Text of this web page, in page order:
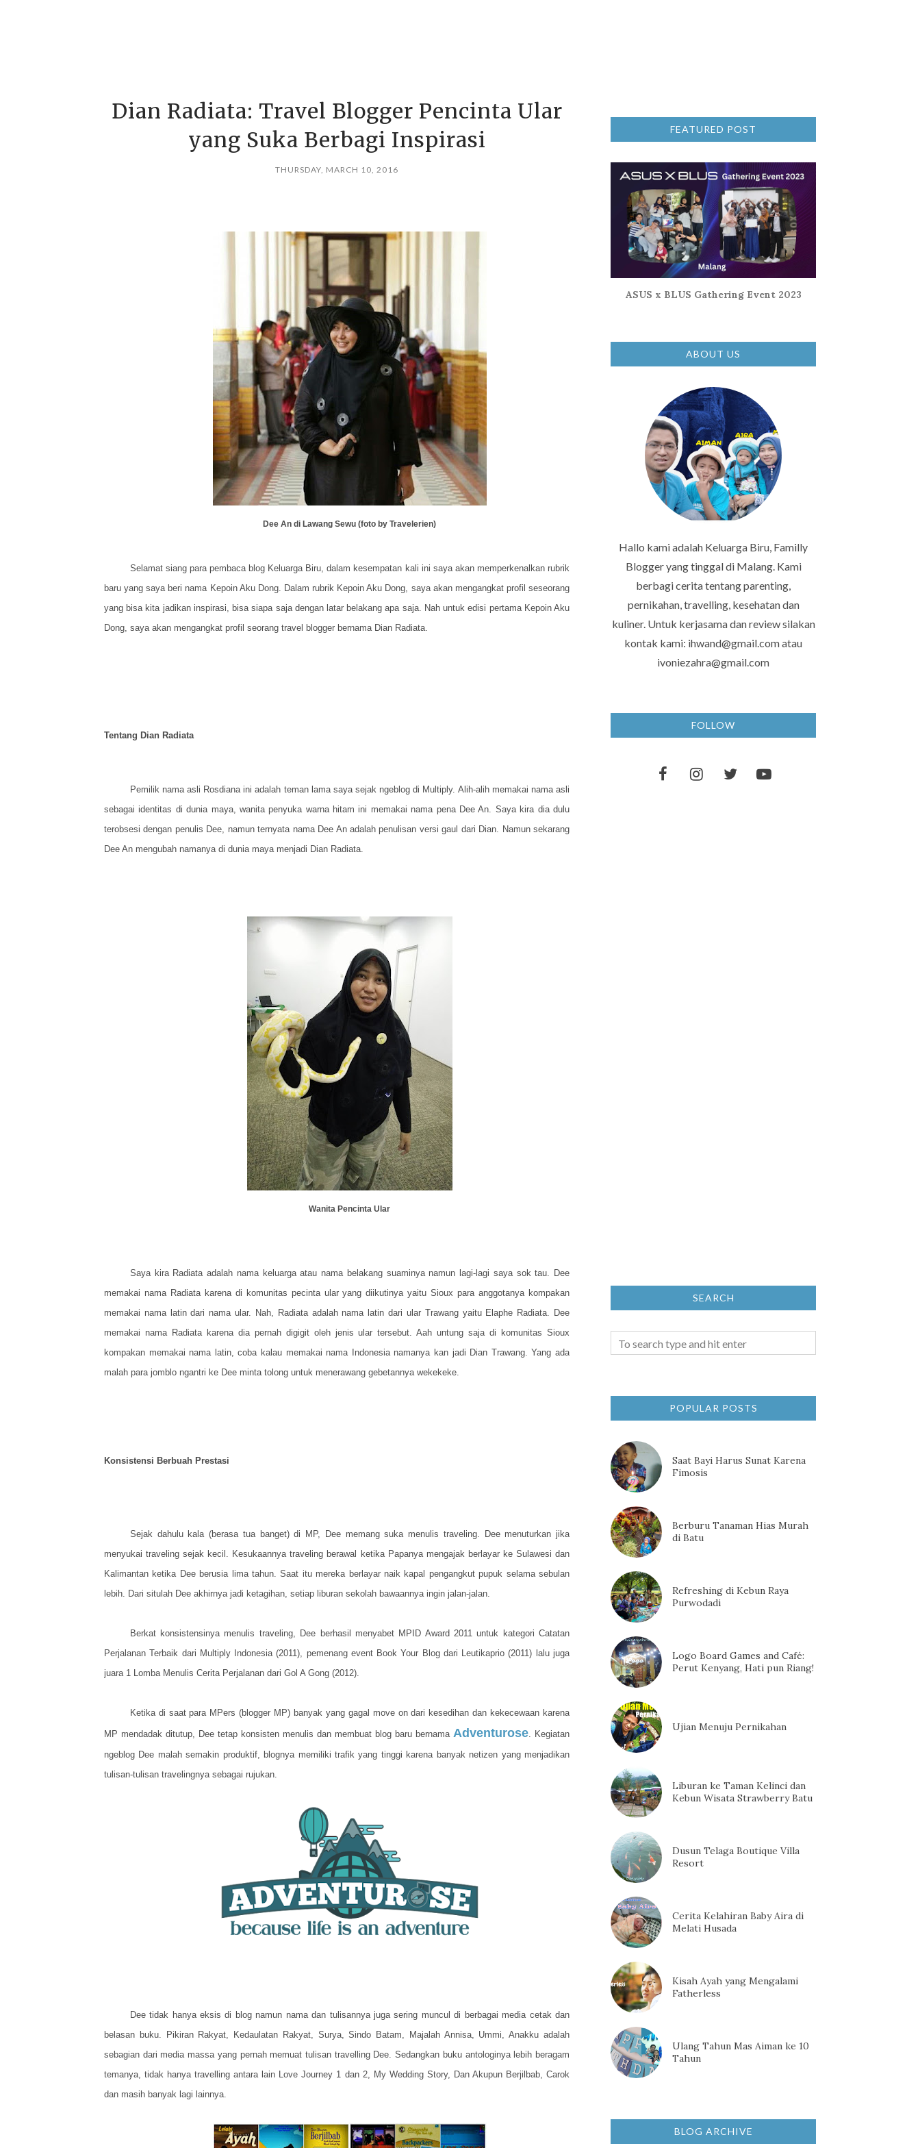
Dian Radiata: Travel Blogger Pencinta Ular
yang Suka Berbagi Inspirasi
THURSDAY, MARCH 10, 2016
Dee An di Lawang Sewu (foto by Travelerien)
Selamat siang para pembaca blog Keluarga Biru, dalam kesempatan kali ini saya akan memperkenalkan rubrik
baru yang saya beri nama Kepoin Aku Dong. Dalam rubrik Kepoin Aku Dong, saya akan mengangkat profil seseorang
yang bisa kita jadikan inspirasi, bisa siapa saja dengan latar belakang apa saja. Nah untuk edisi pertama Kepoin Aku
Dong, saya akan mengangkat profil seorang travel blogger bernama Dian Radiata.
Tentang Dian Radiata
Pemilik nama asli Rosdiana ini adalah teman lama saya sejak ngeblog di Multiply. Alih-alih memakai nama asli
sebagai identitas di dunia maya, wanita penyuka warna hitam ini memakai nama pena Dee An. Saya kira dia dulu
terobsesi dengan penulis Dee, namun ternyata nama Dee An adalah penulisan versi gaul dari Dian. Namun sekarang
Dee An mengubah namanya di dunia maya menjadi Dian Radiata.
Wanita Pencinta Ular
Saya kira Radiata adalah nama keluarga atau nama belakang suaminya namun lagi-lagi saya sok tau. Dee
memakai nama Radiata karena di komunitas pecinta ular yang diikutinya yaitu Sioux para anggotanya kompakan
memakai nama latin dari nama ular. Nah, Radiata adalah nama latin dari ular Trawang yaitu Elaphe Radiata. Dee
memakai nama Radiata karena dia pernah digigit oleh jenis ular tersebut. Aah untung saja di komunitas Sioux
kompakan memakai nama latin, coba kalau memakai nama Indonesia namanya kan jadi Dian Trawang. Yang ada
malah para jomblo ngantri ke Dee minta tolong untuk menerawang gebetannya wekekeke.
Konsistensi Berbuah Prestasi
Sejak dahulu kala (berasa tua banget) di MP, Dee memang suka menulis traveling. Dee menuturkan jika
menyukai traveling sejak kecil. Kesukaannya traveling berawal ketika Papanya mengajak berlayar ke Sulawesi dan
Kalimantan ketika Dee berusia lima tahun. Saat itu mereka berlayar naik kapal pengangkut pupuk selama sebulan
lebih. Dari situlah Dee akhirnya jadi ketagihan, setiap liburan sekolah bawaannya ingin jalan-jalan.
Berkat konsistensinya menulis traveling, Dee berhasil menyabet MPID Award 2011 untuk kategori Catatan
Perjalanan Terbaik dari Multiply Indonesia (2011), pemenang event Book Your Blog dari Leutikaprio (2011) lalu juga
juara 1 Lomba Menulis Cerita Perjalanan dari Gol A Gong (2012).
Ketika di saat para MPers (blogger MP) banyak yang gagal move on dari kesedihan dan kekecewaan karena
MP mendadak ditutup, Dee tetap konsisten menulis dan membuat blog baru bernama Adventurose. Kegiatan
ngeblog Dee malah semakin produktif, blognya memiliki trafik yang tinggi karena banyak netizen yang menjadikan
tulisan-tulisan travelingnya sebagai rujukan.
Dee tidak hanya eksis di blog namun nama dan tulisannya juga sering muncul di berbagai media cetak dan
belasan buku. Pikiran Rakyat, Kedaulatan Rakyat, Surya, Sindo Batam, Majalah Annisa, Ummi, Anakku adalah
sebagian dari media massa yang pernah memuat tulisan travelling Dee. Sedangkan buku antologinya lebih beragam
temanya, tidak hanya travelling antara lain Love Journey 1 dan 2, My Wedding Story, Dan Akupun Berjilbab, Carok
dan masih banyak lagi lainnya.
FEATURED POST
ASUS x BLUS Gathering Event 2023
ABOUT US
Hallo kami adalah Keluarga Biru, Familly
Blogger yang tinggal di Malang. Kami
berbagi cerita tentang parenting,
pernikahan, travelling, kesehatan dan
kuliner. Untuk kerjasama dan review silakan
kontak kami: ihwand@gmail.com atau
ivoniezahra@gmail.com
FOLLOW
SEARCH
POPULAR POSTS
Saat Bayi Harus Sunat Karena
Fimosis
Berburu Tanaman Hias Murah
di Batu
Refreshing di Kebun Raya
Purwodadi
Logo Board Games and Café:
Perut Kenyang, Hati pun Riang!
Ujian Menuju Pernikahan
Liburan ke Taman Kelinci dan
Kebun Wisata Strawberry Batu
Dusun Telaga Boutique Villa
Resort
Cerita Kelahiran Baby Aira di
Melati Husada
Kisah Ayah yang Mengalami
Fatherless
Ulang Tahun Mas Aiman ke 10
Tahun
BLOG ARCHIVE